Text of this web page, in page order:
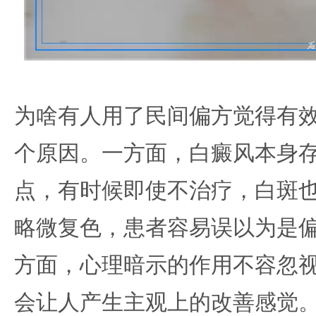
为啥有人用了民间偏方觉得有
个原因。一方面，白癜风本身
点，有时候即使不治疗，白斑
略微复色，患者容易误以为是
方面，心理暗示的作用不容忽
会让人产生主观上的改善感觉